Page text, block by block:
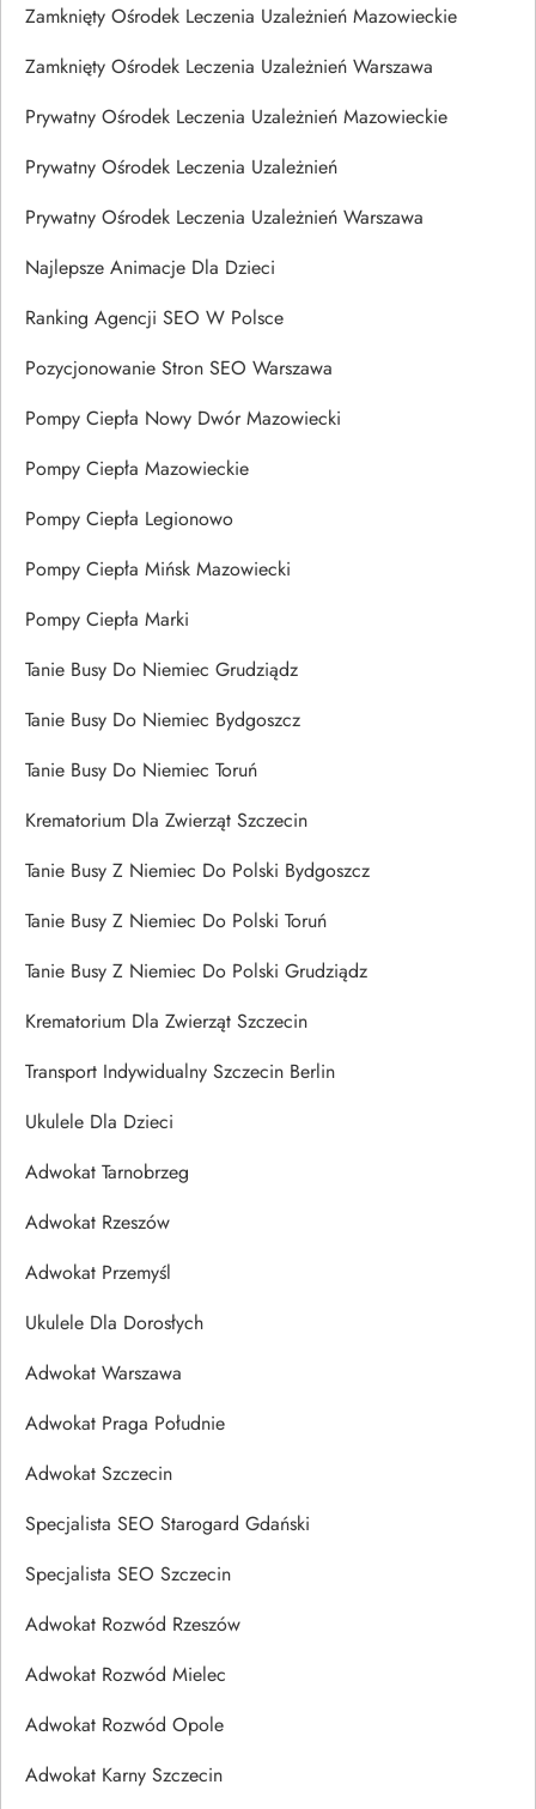
Zamknięty Ośrodek Leczenia Uzależnień Mazowieckie
Zamknięty Ośrodek Leczenia Uzależnień Warszawa
Prywatny Ośrodek Leczenia Uzależnień Mazowieckie
Prywatny Ośrodek Leczenia Uzależnień
Prywatny Ośrodek Leczenia Uzależnień Warszawa
Najlepsze Animacje Dla Dzieci
Ranking Agencji SEO W Polsce
Pozycjonowanie Stron SEO Warszawa
Pompy Ciepła Nowy Dwór Mazowiecki
Pompy Ciepła Mazowieckie
Pompy Ciepła Legionowo
Pompy Ciepła Mińsk Mazowiecki
Pompy Ciepła Marki
Tanie Busy Do Niemiec Grudziądz
Tanie Busy Do Niemiec Bydgoszcz
Tanie Busy Do Niemiec Toruń
Krematorium Dla Zwierząt Szczecin
Tanie Busy Z Niemiec Do Polski Bydgoszcz
Tanie Busy Z Niemiec Do Polski Toruń
Tanie Busy Z Niemiec Do Polski Grudziądz
Krematorium Dla Zwierząt Szczecin
Transport Indywidualny Szczecin Berlin
Ukulele Dla Dzieci
Adwokat Tarnobrzeg
Adwokat Rzeszów
Adwokat Przemyśl
Ukulele Dla Dorosłych
Adwokat Warszawa
Adwokat Praga Południe
Adwokat Szczecin
Specjalista SEO Starogard Gdański
Specjalista SEO Szczecin
Adwokat Rozwód Rzeszów
Adwokat Rozwód Mielec
Adwokat Rozwód Opole
Adwokat Karny Szczecin